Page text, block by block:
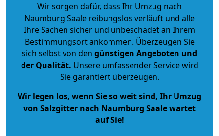
Wir sorgen dafür, dass Ihr Umzug nach
Naumburg Saale reibungslos verläuft und alle
Ihre Sachen sicher und unbeschadet an Ihrem
Bestimmungsort ankommen. Überzeugen Sie
sich selbst von den günstigen Angeboten und
der Qualität. Unsere umfassender Service wird
Sie garantiert überzeugen.
Wir legen los, wenn Sie so weit sind, Ihr Umzug
von Salzgitter nach Naumburg Saale wartet
auf Sie!